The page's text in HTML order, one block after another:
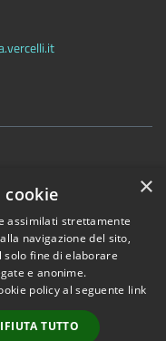
Mappa del sito
di feedback
Link Utili
Powered byMunicipium•
×
assimilati strettamente
navigazione del sito,
solo fine di elaborare
e anonime.
policy al seguente link
TUTTO